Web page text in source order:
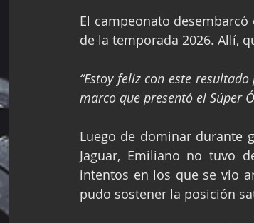
El campeonato
de la temporada 2026. Allí,
“Estoy feliz con este
marco que presentó el Súper
Luego de dominar durante
Jaguar, Emiliano no tuvo
intentos en los que se vio
pudo sostener la posición